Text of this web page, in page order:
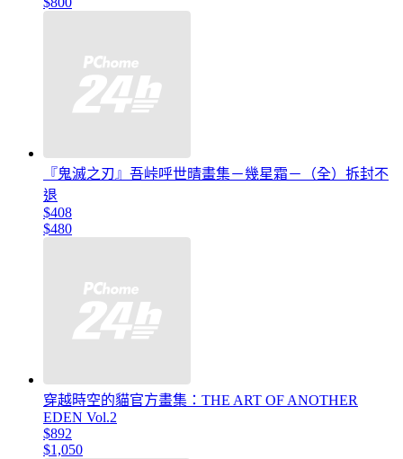
『鬼滅之刃』吾峠呼世晴畫集－幾星霜－（全）拆封不
退
$408
$480
穿越時空的貓官方畫集：THE ART OF ANOTHER
EDEN Vol.2
$892
$1,050